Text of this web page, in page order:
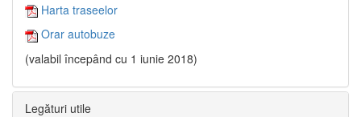
Harta traseelor
Orar autobuze
(valabil începând cu 1 iunie 2018)
Legături utile